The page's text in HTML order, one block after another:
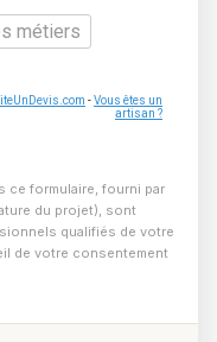
métiers
-Vous êtes un
artisan ?
ce formulaire, fourni par
du projet), sont
qualifiés de votre
de votre consentement